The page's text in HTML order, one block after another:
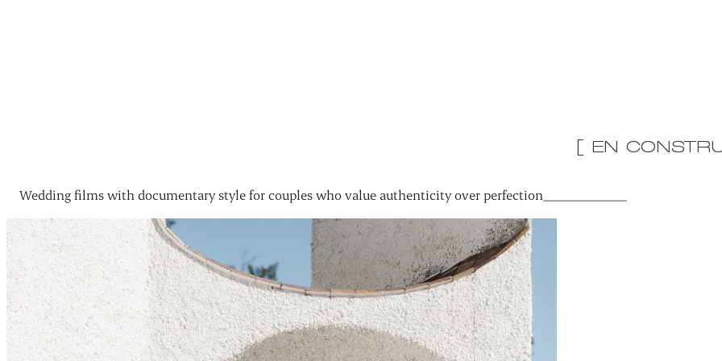
[ EN
Wedding films with documentary style for couples who value authenticity over perfection_____________